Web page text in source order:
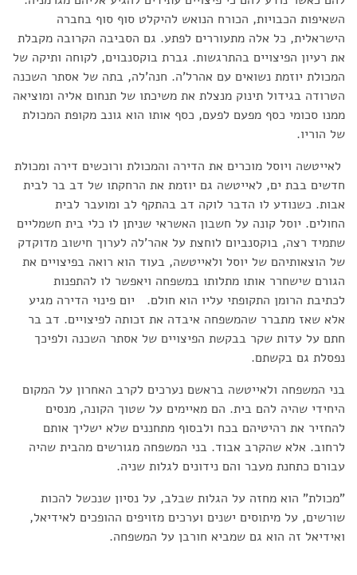
השאיפות הכבויות, הכורח הנואש להיקלט סוף סוף בחברה
הישראלית, כל אלה מתעוררים לפתע. גם הסביבה הקרובה מקבלת
את רעיון הפיצויים בהתרגשות. גברת בוקסנבוים, לקוחה ותיקה של
המכולת יוזמת נשואים עם אהרל'ה. חנה'לה, בתה של אסתר השכנה
הטרודה בגידול תינוק מנצלת את משיכתו של תנחום אליה ומוציאה
ממנו סכומי כסף מפעם לפעם, כסף אותו הוא גונב מקופת המכולת
של הוריו.
לאייטשה ויוסל מוכרים את הדירה והמכולת ורוכשים דירה ומכולת
חדשים בבת ים, לאייטשה גם יוזמת את הרחקתו של דב בר לבית
אבות. כשנודע לו הדבר לוקה דב בהתקף לב ומועבר לבית
החולים. יוסל קונה על חשבון האשראי שניתן לו כלי בית חשמליים
שתמיד רצה, בוקסנביום לוחצת על אהר'לה לערוך חישוב מדוקדק
של הוצאותיהם של יוסל ולאייטשה, בעוד הוא רואה בפיצויים את
הגורם שישחרר אותו מתלותו במשפחה ויאפשר לו להתפנות
לכתיבת הרומן התקופתי עליו הוא חולם. יום פינוי הדירה מגיע
אלא שאז מתברר שהמשפחה איבדה את זכותה לפיצויים. דב בר
חתם על עדות שקר בבקשת הפיצויים של אסתר השכנה ולפיכך
נפסלת גם בקשתם.
בני המשפחה ולאייטשה בראשם נערכים לקרב האחרון על המקום
היחידי שהיה להם בית. הם מאיימים על שטוך הקונה, מנסים
להחזיר את רהיטיהם בכח ולבסוף מתחננים שלא ישליך אותם
לרחוב. אלא שהקרב אבוד. בני המשפחה מגורשים מהבית שהיה
עבורם כתחנת מעבר והם נידונים לגלות שניה.
"מכולת" הוא מחזה על הגלות שבלב, על נסיון שנכשל להכות
שורשים, על מיתוסים ישנים וערכים מזויפים ההופכים לאידיאל,
ואידיאל זה הוא גם שמביא חורבן על המשפחה.